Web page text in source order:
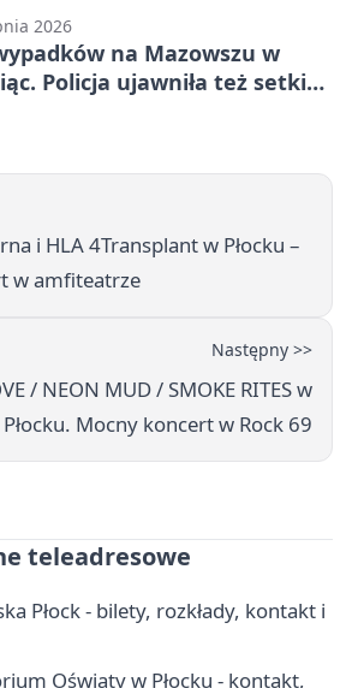
2026
na Mazowszu w
Policja ujawniła też setki
i HLA 4Transplant w Płocku –
w amfiteatrze
Następny >>
/ NEON MUD / SMOKE RITES w
Płocku. Mocny koncert w Rock 69
teleadresowe
Płock - bilety, rozkłady, kontakt i
Oświaty w Płocku - kontakt,